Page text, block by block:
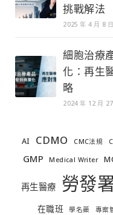
挑戰解法
2025 年 4 月 8 日
細胞治療
化：再生
略
2024 年 12 月
AI CDMO CMC法規
GMP Medical Writer
再生醫療 勞發
在職班 學名藥 專案